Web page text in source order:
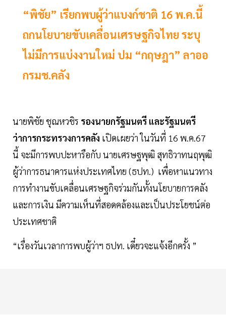
“พิชัย” เรียกพบผู้ว่าแบงก์ชาติ 16 พ.ค.นี้
ถกนโยบายขับเคลื่อนเศรษฐกิจไทย ระบุ
ไม่มีการแบ่งงานใหม่ ปม “กฤษฎา” ลาออ
กรมช.คลัง
นายพิชัย ชุณหวชิร รองนายกรัฐมนตรี และรัฐมนตรี
ว่าการกระทรวงการคลัง เปิดเผยว่า ในวันที่ 16 พ.ค.67
นี้ จะมีการพบปะหารือกับ นายเศรษฐพุฒิ สุทธิวาทนฤพุฒิ
ผู้ว่าการธนาคารแห่งประเทศไทย (ธปท.)​ เพื่อหาแนวทาง
การทำงานขับเคลื่อนเศรษฐกิจร่วมกันทั้งนโยบายการคลัง
และการเงิน มีความเห็นที่สอดคล้องและเป็นประโยชน์ต่อ
ประเทศชาติ
“เรื่องวันเวลาการพบผู้ว่าฯ ธปท. เดี๋ยวจะแจ้งอีกครั้ง ”